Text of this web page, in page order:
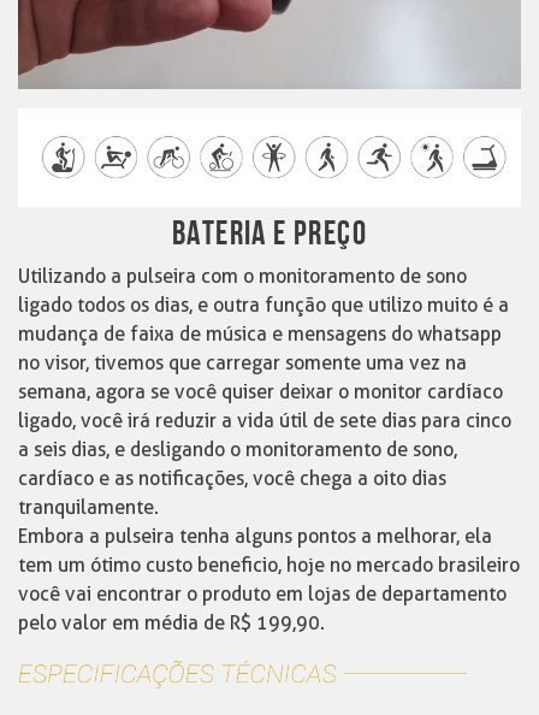
BATERIA E PREÇO
Utilizando a pulseira com o monitoramento de sono
ligado todos os dias, e outra função que utilizo muito é a
mudança de faixa de música e mensagens do whatsapp
no visor, tivemos que carregar somente uma vez na
semana, agora se você quiser deixar o monitor cardíaco
ligado, você irá reduzir a vida útil de sete dias para cinco
a seis dias, e desligando o monitoramento de sono,
cardíaco e as notificações, você chega a oito dias
tranquilamente.
Embora a pulseira tenha alguns pontos a melhorar, ela
tem um ótimo custo beneficio, hoje no mercado brasileiro
você vai encontrar o produto em lojas de departamento
pelo valor em média de R$ 199,90.